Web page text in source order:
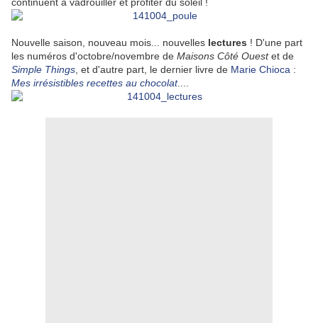
Nouvelle saison, nouveau mois... nouvelles lectures ! D'une part
les numéros d'octobre/novembre de Maisons Côté Ouestet de
Simple Things , et d'autre part, le dernier livre de Marie Chioca :
Mes irrésistibles recettes au chocolat.